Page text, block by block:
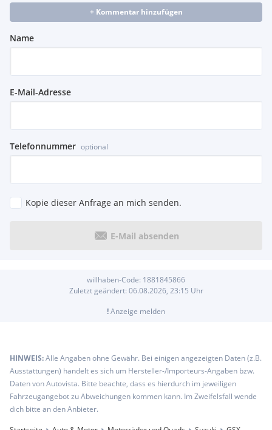
+ Kommentar hinzufügen
Name
E-Mail-Adresse
Telefonnummer optional
Kopie dieser Anfrage an mich senden.
E-Mail absenden
willhaben-Code: 1881845866
Zuletzt geändert: 06.08.2026, 23:15 Uhr
!Anzeige melden
HINWEIS:Alle Angaben ohne Gewähr. Bei einigen angezeigten Daten (z.B.
Ausstattungen) handelt es sich um Hersteller-/Importeurs-Angaben bzw.
Daten von Autovista. Bitte beachte, dass es hierdurch im jeweiligen
Fahrzeugangebot zu Abweichungen kommen kann. Im Zweifelsfall wende
dich bitte an den Anbieter.